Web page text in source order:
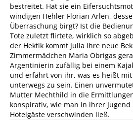
bestreitet. Hat sie ein
windigen Hehler Florian Arlen,
Überraschung birgt? Ist die
Tote zuletzt flirtete, wirklich so
der Hektik kommt Julia ihre neue
Zimmermädchen Maria Obrigas
Argentinierin zufällig bei einem
und erfährt von ihr, was es heißt
unterwegs zu sein. Einen
Mutter Mechthild in die
konspirativ, wie man in ihrer
Hotelgäste verschwinden ließ.